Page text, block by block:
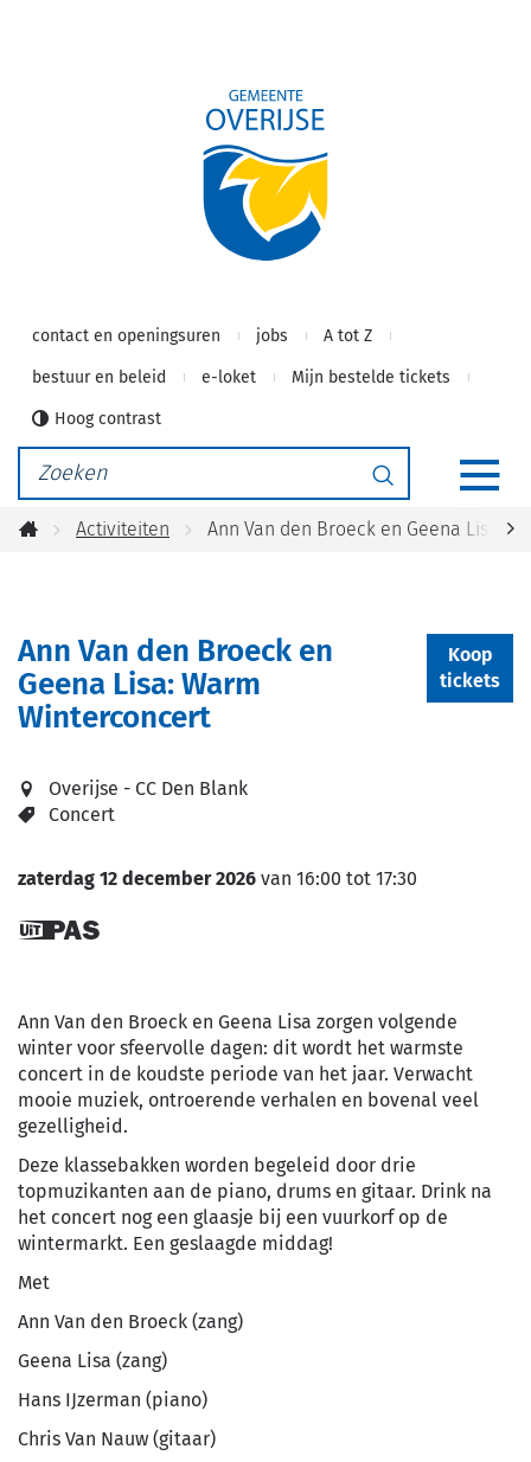
inhoud
contact en openingsuren jobs A tot Z
bestuur en beleid e-loket Mijn bestelde tickets
Hoog contrast
Waarmee
kunnen
jou
Zoeken
Activiteiten Ann Van den Broeck en Geena Lisa:
Ann Van den Broeck en
Geena Lisa: Warm
Winterconcert
Koop
tickets
Overijse - CC Den Blank
Concert
zaterdag 12 december 2026 van 16:00 tot 17:30
Dit is een
Ann Van den Broeck en Geena Lisa zorgen volgende
winter voor sfeervolle dagen: dit wordt het warmste
concert in de koudste periode van het jaar. Verwacht
mooie muziek, ontroerende verhalen en bovenal veel
gezelligheid.
Deze klassebakken worden begeleid door drie
topmuzikanten aan de piano, drums en gitaar. Drink na
het concert nog een glaasje bij een vuurkorf op de
wintermarkt. Een geslaagde middag!
Met
Ann Van den Broeck (zang)
Geena Lisa (zang)
Hans IJzerman (piano)
Chris Van Nauw (gitaar)